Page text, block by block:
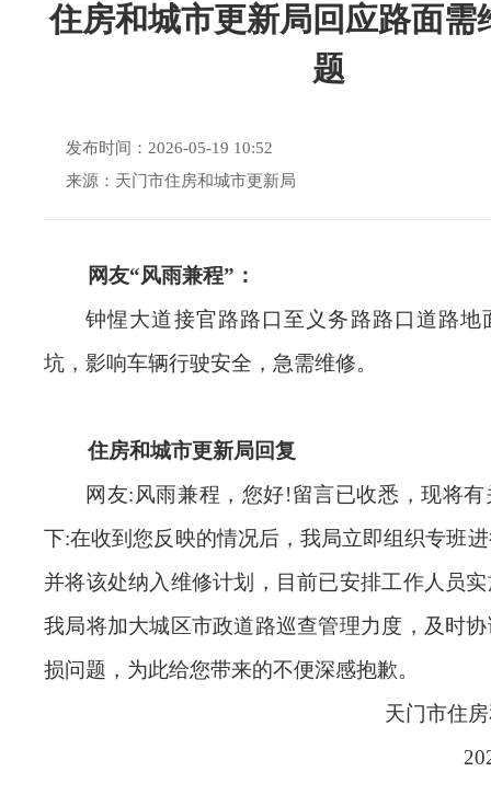
住房和城市更新局回应路面需
题
发布时间：2026-05-19 10:52
来源：天门市住房和城市更新局
网友“风雨兼程”：
钟惺大道接官路路口至义务路路口道路地
坑，影响车辆行驶安全，急需维修。
住房和城市更新局回复
网友:风雨兼程， 您好!留言已收悉，现将
下:在收到您反映的情况后，我局立即组织专班
并将该处纳入维修计划，目前已安排工作人员
我局将加大城区市政道路巡查管理力度，及时
损问题，为此给您带来的不便深感抱歉。
天门市住